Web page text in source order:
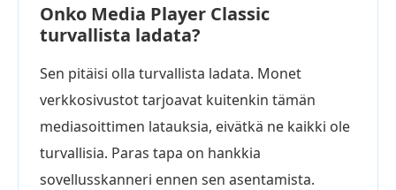
Onko Media Player Classic
turvallista ladata?
Sen pitäisi olla turvallista ladata. Monet
verkkosivustot tarjoavat kuitenkin tämän
mediasoittimen latauksia, eivätkä ne kaikki ole
turvallisia. Paras tapa on hankkia
sovellusskanneri ennen sen asentamista.